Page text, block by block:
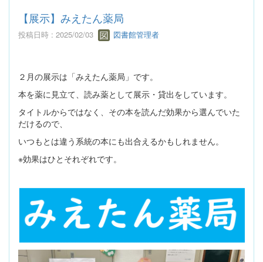
【展示】みえたん薬局
投稿日時 : 2025/02/03 図書館管理者
２月の展示は「みえたん薬局」です。
本を薬に見立て、読み薬として展示・貸出をしています。
タイトルからではなく、その本を読んだ効果から選んでいた
だけるので、
いつもとは違う系統の本にも出合えるかもしれません。
※効果はひとそれぞれです。